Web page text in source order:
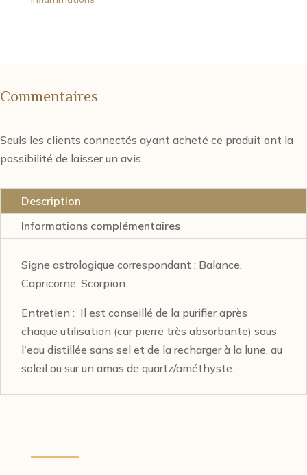
Commentaires
Seuls les clients connectés ayant acheté ce produit ont la
possibilité de laisser un avis.
Description
Informations complémentaires
Signe astrologique correspondant : Balance,
Capricorne, Scorpion.
Entretien : Il est conseillé de la purifier après
chaque utilisation (car pierre très absorbante) sous
l'eau distillée sans sel et de la recharger à la lune, au
soleil ou sur un amas de quartz/améthyste.